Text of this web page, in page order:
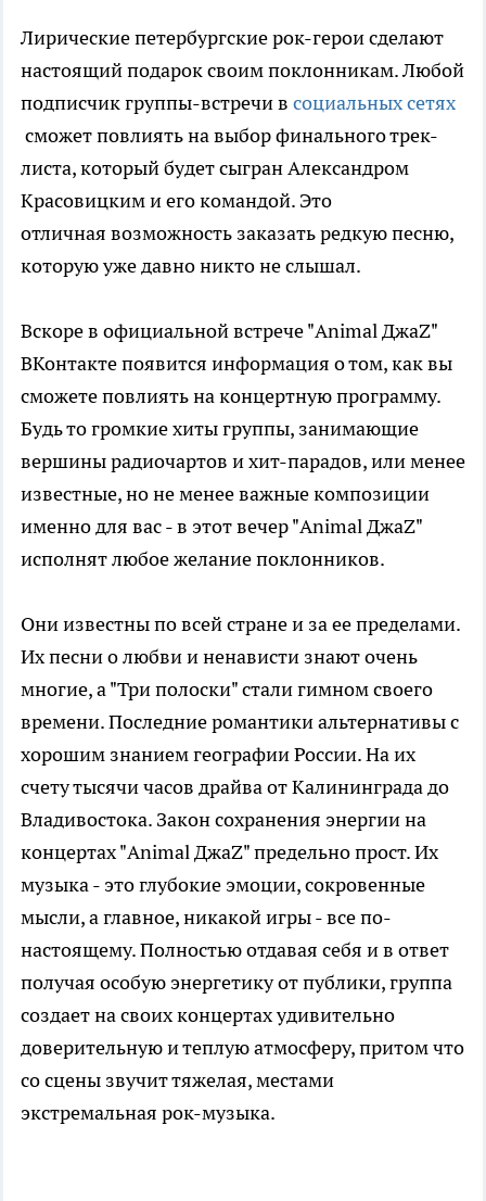
Лирические петербургские рок-герои сделают
настоящий подарок своим поклонникам. Любой
подписчик группы-встречи в социальных сетях
сможет повлиять на выбор финального трек-
листа, который будет сыгран Александром
Красовицким и его командой. Это
отличная возможность заказать редкую песню,
которую уже давно никто не слышал.
Вскоре в официальной встрече "Animal ДжаZ"
ВКонтакте появится информация о том, как вы
сможете повлиять на концертную программу.
Будь то громкие хиты группы, занимающие
вершины радиочартов и хит-парадов, или менее
известные, но не менее важные композиции
именно для вас - в этот вечер "Animal ДжаZ"
исполнят любое желание поклонников.
Они известны по всей стране и за ее пределами.
Их песни о любви и ненависти знают очень
многие, а "Три полоски" стали гимном своего
времени. Последние романтики альтернативы с
хорошим знанием географии России. На их
счету тысячи часов драйва от Калининграда до
Владивостока. Закон сохранения энергии на
концертах "Animal ДжаZ" предельно прост. Их
музыка - это глубокие эмоции, сокровенные
мысли, а главное, никакой игры - все по-
настоящему. Полностью отдавая себя и в ответ
получая особую энергетику от публики, группа
создает на своих концертах удивительно
доверительную и теплую атмосферу, притом что
со сцены звучит тяжелая, местами
экстремальная рок-музыка.